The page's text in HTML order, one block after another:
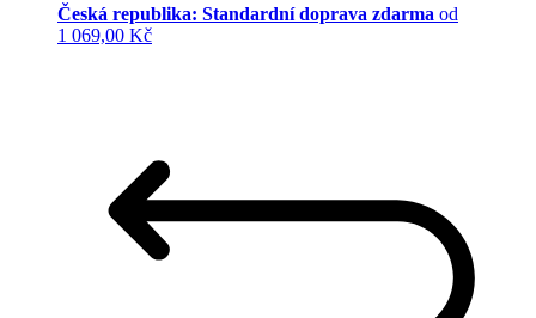
Česká republika: Standardní doprava zdarma od
1 069,00 Kč